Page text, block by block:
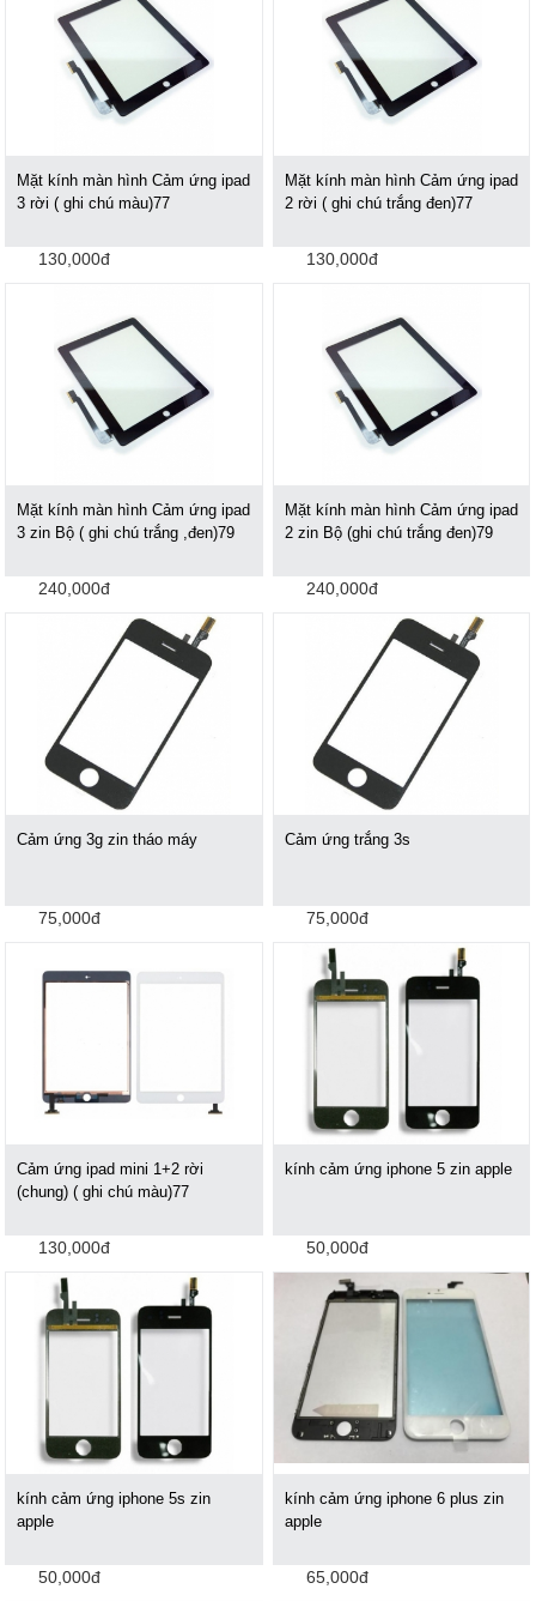
Mặt kính màn hình Cảm ứng ipad
3 rời ( ghi chú màu)77
130,000đ
Mặt kính màn hình Cảm ứng ipad
2 rời ( ghi chú trắng đen)77
130,000đ
Mặt kính màn hình Cảm ứng ipad
3 zin Bộ ( ghi chú trắng ,đen)79
240,000đ
Mặt kính màn hình Cảm ứng ipad
2 zin Bộ (ghi chú trắng đen)79
240,000đ
Cảm ứng 3g zin tháo máy
75,000đ
Cảm ứng trắng 3s
75,000đ
Cảm ứng ipad mini 1+2 rời
(chung) ( ghi chú màu)77
130,000đ
kính cảm ứng iphone 5 zin apple
50,000đ
kính cảm ứng iphone 5s zin
apple
50,000đ
kính cảm ứng iphone 6 plus zin
apple
65,000đ